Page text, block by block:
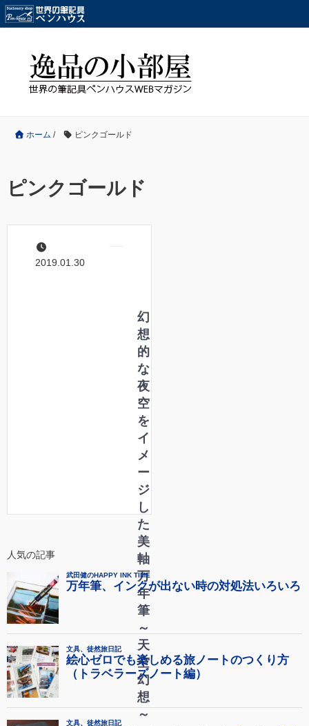
ホーム / ピンクゴールド
ピンクゴールド
2019.01.30
幻
想
的
な
夜
空
を
イ
メ
ー
ジ
し
た
美
軸
万
年
筆
～
天
空
幻
想
～
人気の記事